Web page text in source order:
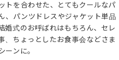
トを合わせた、とてもクールなパ
、パンツドレスやジャケット単品
婚式のお呼ばれはもちろん、セレ
、ちょっとしたお食事会などさま
ーンに。